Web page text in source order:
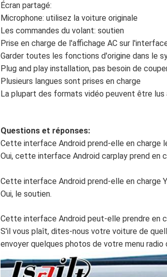
Écran partagé:
Microphone: utilisez la voiture originale
Les commandes du volant: soutien
Prise en charge de l'affichage AC sur
Garder toutes les fonctions d'origine dans le
Plug and play installation, pas besoin de
Plusieurs langues sont prises en charge
La plupart des formats vidéo peuvent être lus
Questions et réponses:
Cette interface Android prend-elle en charge
Oui, cette interface Android carplay prend en
Cette interface Android prend-elle en charge
Oui, le soutien.
Cette interface Android peut-elle prendre en
S'il vous plaît, dites-nous votre voiture de
envoyer quelques photos de votre menu